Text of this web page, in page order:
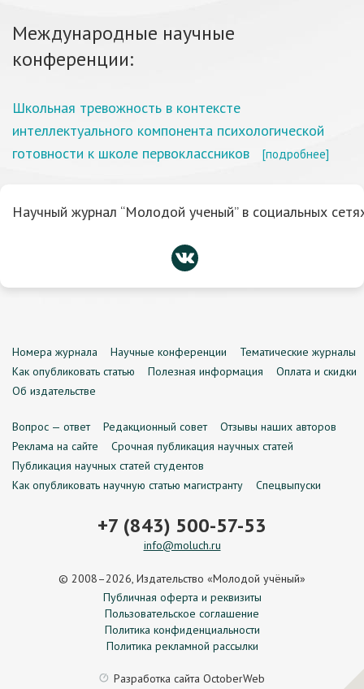
Международные научные
конференции:
Школьная тревожность в контексте
интеллектуального компонента психологической
готовности к школе первоклассников
[подробнее]
Научный журнал “Молодой ученый” в социальных
Номера журнала Научные конференции
Тематические журналы
Как опубликовать статью
Полезная информация
Оплата и скидки
Об издательстве
Вопрос — ответ Редакционный совет
Отзывы наших авторов
Реклама на сайте
Срочная публикация научных статей
Публикация научных статей студентов
Как опубликовать научную статью магистранту
Спецвыпуски
+7 (843) 500-57-53
info@moluch.ru
© 2008–2026, Издательство «Молодой учёный»
Публичная оферта и реквизиты
Пользовательское соглашение
Политика конфиденциальности
Политика рекламной рассылки
Разработка сайта OctoberWeb